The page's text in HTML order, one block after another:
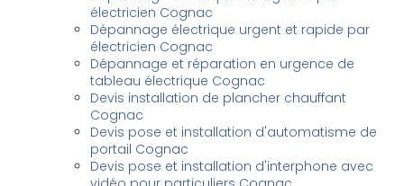
électricien Cognac
Dépannage électrique urgent et rapide par
électricien Cognac
Dépannage et réparation en urgence de
tableau électrique Cognac
Devis installation de plancher chauffant
Cognac
Devis pose et installation d'automatisme de
portail Cognac
Devis pose et installation d'interphone avec